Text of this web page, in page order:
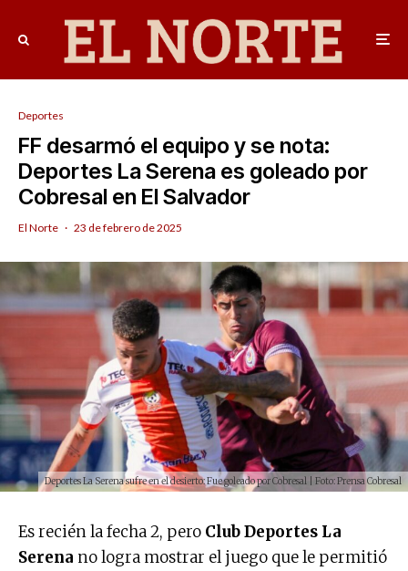
Deportes
FF desarmó el equipo y se nota:
Deportes La Serena es goleado por
Cobresal en El Salvador
El Norte · 23 de febrero de 2025
Deportes La Serena sufre en el desierto: Fue goleado por Cobresal | Foto: Prensa Cobresal
Es recién la fecha 2, pero Club Deportes La
Serena no logra mostrar el juego que le permitió